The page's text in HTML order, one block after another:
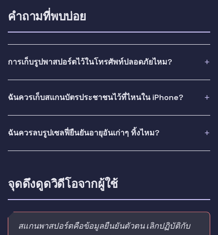
คำถามที่พบบ่อย
การเก็บรูปพาสปอร์ตไว้ในโทรศัพท์ปลอดภัยไหม?
ฉันควรเก็บสแกนบัตรประชาชนไว้ที่ไหนใน iPhone?
ฉันควรลบรูปเซลฟี่ยืนยันอายุอันเก่าๆ ทิ้งไหม?
จุดดึงดูดวิดีโอจากผู้ใช้
สแกนพาสปอร์ตคือข้อมูลยืนยันตัวตน เลิกปฏิบัติกับ